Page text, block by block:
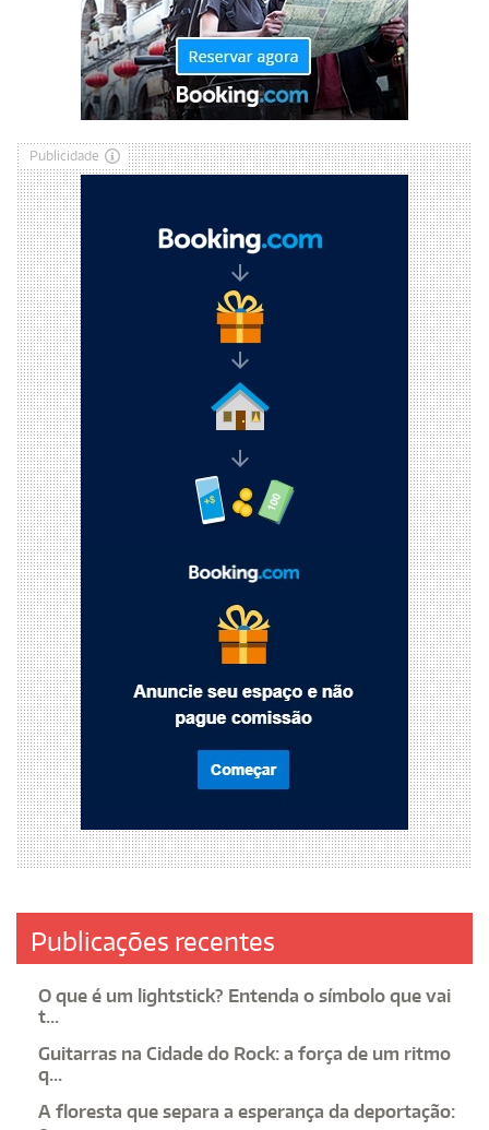
Publicidade
Publicações recentes
O que é um lightstick? Entenda o símbolo que vai
t...
Guitarras na Cidade do Rock: a força de um ritmo
q...
A floresta que separa a esperança da deportação: